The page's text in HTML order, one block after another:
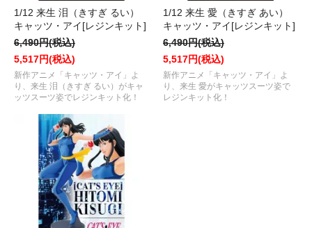
1/12 来生 泪（きすぎ るい）
キャッツ・アイ[レジンキット]
6,490円(税込)
5,517円(税込)
新作アニメ「キャッツ・アイ」よ
り、来生 泪（きすぎ るい）がキャ
ッツスーツ姿でレジンキット化！
1/12 来生 愛（きすぎ あい）
キャッツ・アイ[レジンキット]
6,490円(税込)
5,517円(税込)
新作アニメ「キャッツ・アイ」よ
り、来生 愛がキャッツスーツ姿で
レジンキット化！